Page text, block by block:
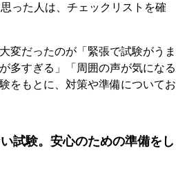
った人は、チェックリストを確
変だったのが「緊張で試験がうま
多すぎる」「周囲の声が気になる
をもとに、対策や準備についてお
試験。安心のための準備をし